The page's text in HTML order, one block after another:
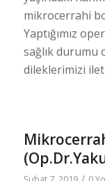
mikrocerrahi
Yaptığımız
sağlık durumu
dileklerimizi